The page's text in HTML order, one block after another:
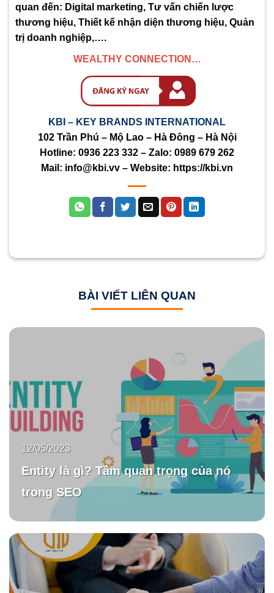
quan đến: Digital marketing, Tư vấn chiến lược
thương hiệu, Thiết kế nhận diện thương hiệu, Quản
trị doanh nghiệp,….
WEALTHY CONNECTION…
KBI – KEY BRANDS INTERNATIONAL
102 Trần Phú – Mộ Lao – Hà Đông – Hà Nội
Hotline: 0936 223 332 – Zalo: 0989 679 262
Mail: info@kbi.vv – Website: https://kbi.vn
BÀI VIẾT LIÊN QUAN
Entity là gì? Tầm quan trọng của nó
trong SEO
12/05/2023